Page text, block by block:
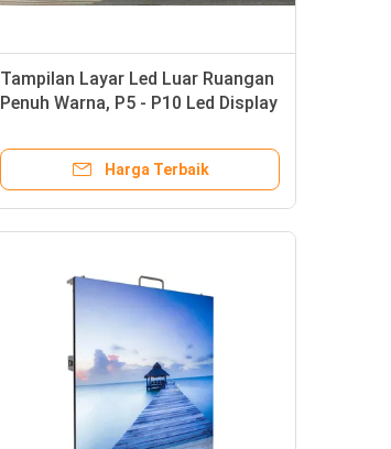
Tampilan Layar Led Luar Ruangan
Penuh Warna, P5 - P10 Led Display
Harga Terbaik